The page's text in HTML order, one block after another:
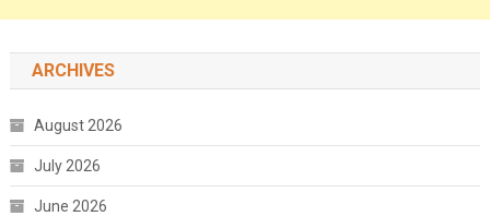
ARCHIVES
August 2026
July 2026
June 2026